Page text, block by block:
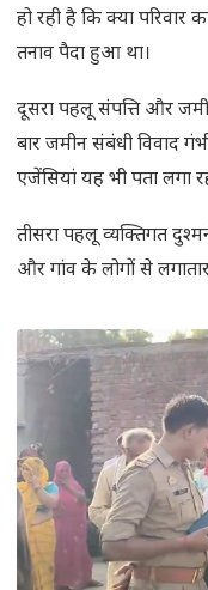
हो रही है कि क्या परिवार
तनाव पैदा हुआ था।
दूसरा पहलू संपत्ति और
बार जमीन संबंधी विवाद
एजेंसियां यह भी पता लगा
तीसरा पहलू व्यक्तिगत
और गांव के लोगों से